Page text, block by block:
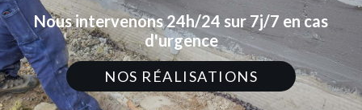
Nous intervenons 24h/24 sur 7j/7 en cas
d'urgence
NOS RÉALISATIONS